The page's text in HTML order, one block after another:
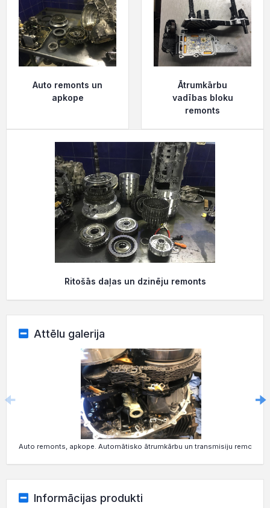
Auto remonts un
apkope
Ātrumkārbu
vadības bloku
remonts
Ritošās daļas un dzinēju remonts
Attēlu galerija
Auto remonts, apkope. Automātisko ātrumkārbu un transmisiju remonts
Informācijas produkti